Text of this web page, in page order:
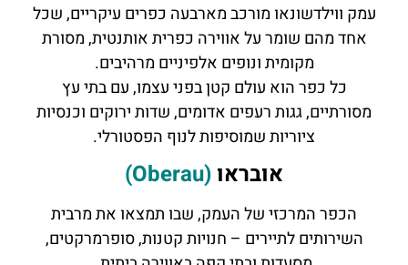
עמק ווילדשונאו מורכב מארבעה כפרים עיקריים, שכל
אחד מהם שומר על אווירה כפרית אותנטית, מסורת
מקומית ונופים אלפיניים מרהיבים.
כל כפר הוא עולם קטן בפני עצמו, עם בתי עץ
מסורתיים, גגות רעפים אדומים, שדות ירוקים וכנסיות
ציוריות שמוסיפות לנוף הפסטורלי.
אובראו (Oberau)
הכפר המרכזי של העמק, שבו תמצאו את מרבית
השירותים לתיירים – חנויות קטנות, סופרמרקטים,